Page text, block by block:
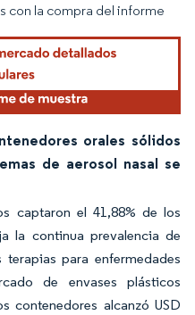
con la compra del informe
orales sólidos
de aerosol nasal se
captaron el 41,88% de los
la continua prevalencia de
para enfermedades
de envases plásticos
contenedores alcanzó USD